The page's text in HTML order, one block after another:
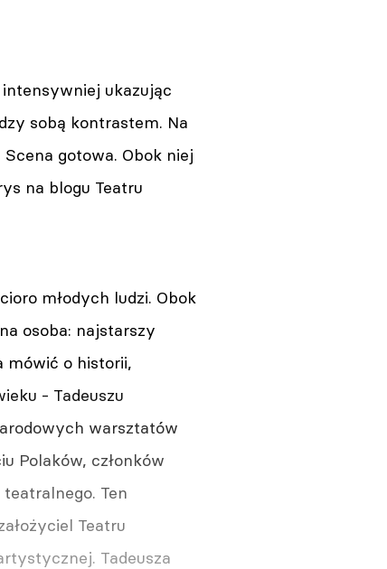
intensywniej ukazując
sobą kontrastem. Na
gotowa. Obok niej
na blogu Teatru
młodych ludzi. Obok
osoba: najstarszy
mówić o historii,
- Tadeuszu
warsztatów
Polaków, członków
Ten
Teatru
Tadeusza